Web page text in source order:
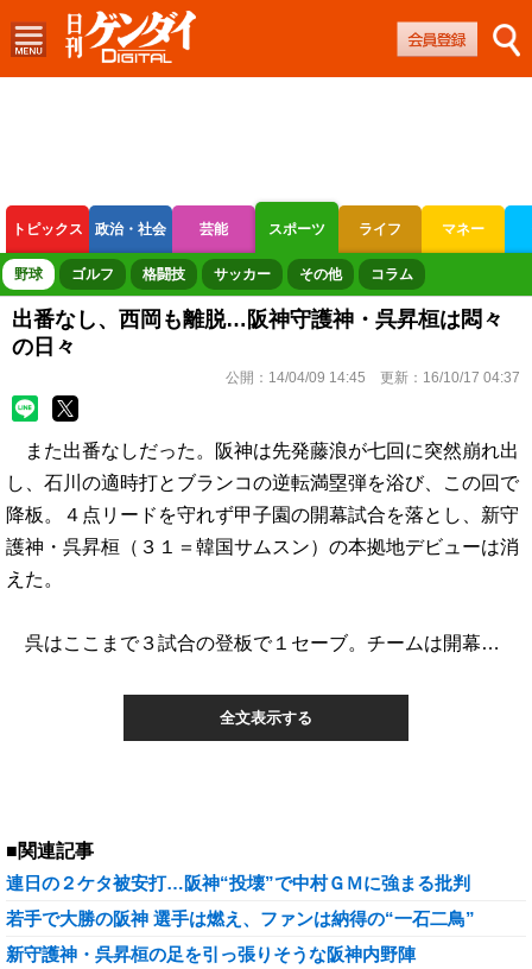
トピックス 政治・社会 芸能 スポーツ ライフ マネー
ボートレース 競輪 オートレース
野球 ゴルフ 格闘技 サッカー その他 コラム
出番なし、西岡も離脱…阪神守護神・呉昇桓は悶々
の日々
公開： 14/04/09 14:45 更新： 16/10/17 04:37
また出番なしだった。阪神は先発藤浪が七回に突然崩れ出
し、石川の適時打とブランコの逆転満塁弾を浴び、この回で
降板。４点リードを守れず甲子園の開幕試合を落とし、新守
護神・呉昇桓（３１＝韓国サムスン）の本拠地デビューは消
えた。
呉はここまで３試合の登板で１セーブ。チームは開幕…
全文表示する
■関連記事
連日の２ケタ被安打…阪神“投壊”で中村ＧＭに強まる批判
若手で大勝の阪神 選手は燃え、ファンは納得の“一石二鳥”
新守護神・呉昇桓の足を引っ張りそうな阪神内野陣